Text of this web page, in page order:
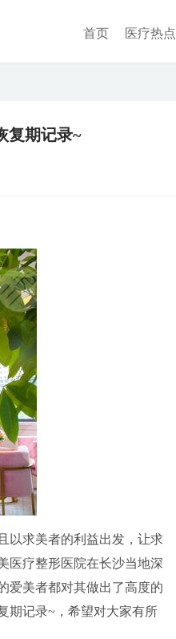
首页 医疗热点
复期记录~
以求美者的利益出发，让求
医疗整形医院在长沙当地深
爱美者都对其做出了高度的
期记录~，希望对大家有所